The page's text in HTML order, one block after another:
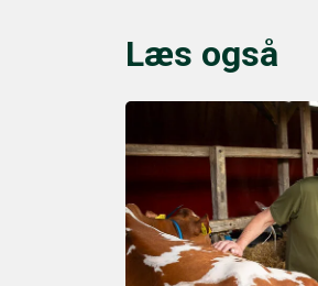
Læs også